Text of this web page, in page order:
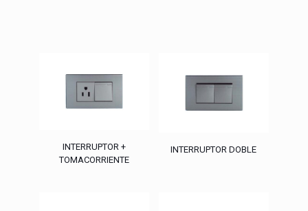
INTERRUPTOR +
TOMACORRIENTE
INTERRUPTOR DOBLE